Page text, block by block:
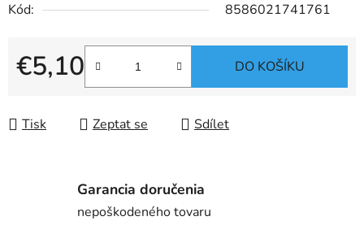
Kód:
8586021741761
€5,10
Měrná cena:
DO KOŠÍKU
Tisk Zeptat se Sdílet
Garancia doručenia
nepoškodeného tovaru